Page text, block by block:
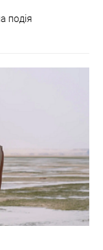
подія